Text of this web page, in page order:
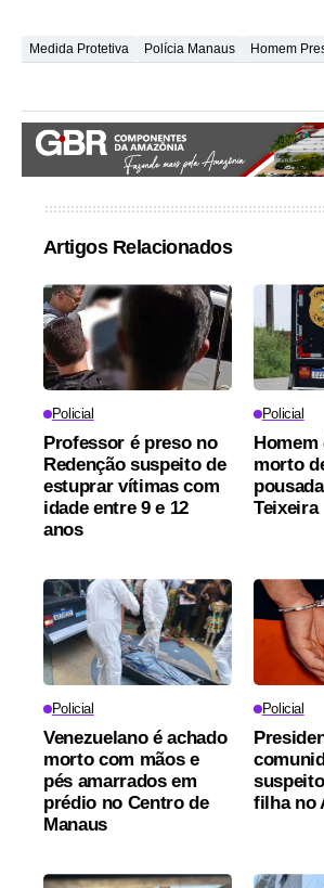
Medida Protetiva Polícia Manaus Homem
Artigos Relacionados
Policial
Professor é preso no
Redenção suspeito de
estuprar vítimas com
idade entre 9 e 12
anos
Policial
morto
Teixeira
Policial
Venezuelano é achado
morto com mãos e
pés amarrados em
prédio no Centro de
Manaus
Policial
filha no